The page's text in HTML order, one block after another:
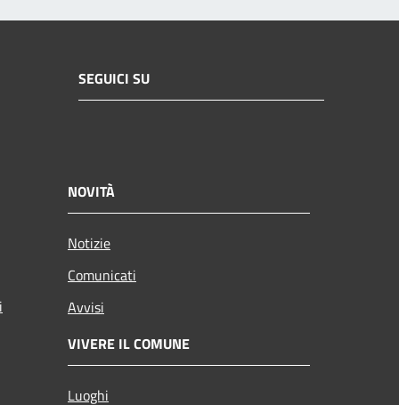
SEGUICI SU
NOVITÀ
Notizie
Comunicati
Avvisi
VIVERE IL COMUNE
Luoghi